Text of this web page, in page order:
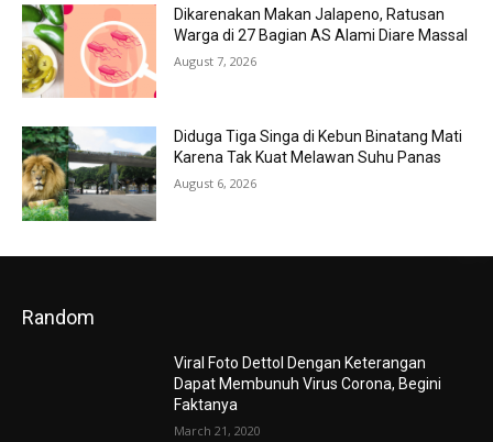
Dikarenakan Makan Jalapeno, Ratusan
Warga di 27 Bagian AS Alami Diare Massal
August 7, 2026
Diduga Tiga Singa di Kebun Binatang Mati
Karena Tak Kuat Melawan Suhu Panas
August 6, 2026
Random
Viral Foto Dettol Dengan Keterangan
Dapat Membunuh Virus Corona, Begini
Faktanya
March 21, 2020